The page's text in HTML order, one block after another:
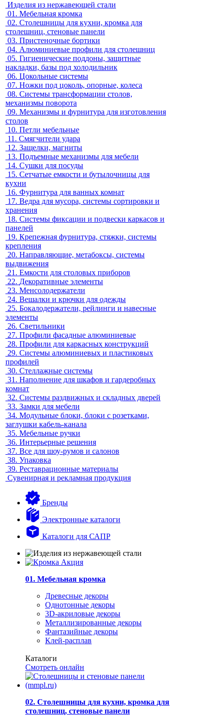
Изделия из нержавеющей стали
01. Мебельная кромка
02. Столешницы для кухни, кромка для
столешниц, стеновые панели
03. Пристеночные бортики
04. Алюминиевые профили для столешниц
05. Гигиенические поддоны, защитные
накладки, базы под холодильник
06. Цокольные системы
07. Ножки под цоколь, опорные, колеса
08. Системы трансформации столов,
механизмы поворота
09. Механизмы и фурнитура для изготовления
столов
10. Петли мебельные
11. Смягчители удара
12. Защелки, магниты
13. Подъемные механизмы для мебели
14. Сушки для посуды
15. Сетчатые емкости и бутылочницы для
кухни
16. Фурнитура для ванных комнат
17. Ведра для мусора, системы сортировки и
хранения
18. Системы фиксации и подвески каркасов и
панелей
19. Крепежная фурнитура, стяжки, системы
крепления
20. Направляющие, метабоксы, системы
выдвижения
21. Емкости для столовых приборов
22. Декоративные элементы
23. Менсолодержатели
24. Вешалки и крючки для одежды
25. Бокалодержатели, рейлинги и навесные
элементы
26. Светильники
27. Профили фасадные алюминиевые
28. Профили для каркасных конструкций
29. Системы алюминиевых и пластиковых
профилей
30. Стеллажные системы
31. Наполнение для шкафов и гардеробных
комнат
32. Системы раздвижных и складных дверей
33. Замки для мебели
34. Модульные блоки, блоки с розетками,
заглушки кабель-канала
35. Мебельные ручки
36. Интерьерные решения
37. Все для шоу-румов и салонов
38. Упаковка
39. Реставрационные материалы
Сувенирная и рекламная продукция
Бренды
Электронные каталоги
Каталоги для САПР
01. Мебельная кромка
Древесные декоры
Однотонные декоры
3D-акриловые декоры
Металлизированные декоры
Фантазийные декоры
Клей-расплав
Каталоги
Смотреть онлайн
02. Столешницы для кухни, кромка для
столешниц, стеновые панели